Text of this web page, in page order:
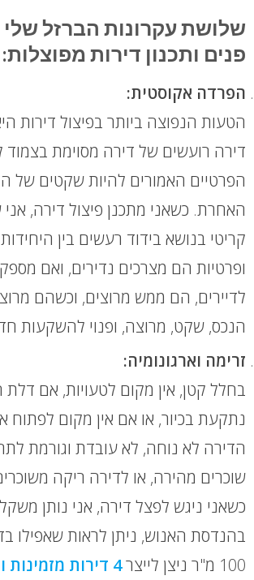
שלושת עקרונות הברזל שלי
פנים ותכנון דירות מפוצלות:
הפרדה אקוסטית:
הטעות הנפוצה ביותר בפיצול דירות
דירה רועשים של דירה מסוימת בצמוד
הפרטיים האמורים להיות שקטים של
האחרת. כשאני מתכנן פיצול דירה,
קריטי בנושא בידוד רעשים בין
ופרטיות הם מצרכים נדירים, ואם
לדיירים, הם ממש מרוצים, וכשהם
הנכס, שקט, מרוצה, ופנוי להשקעות
זרימה וארגונומיה:
בחלל קטן, אין מקום לטעויות, אם
נתקעת בכיור, או אם אין מקום
הדירה לא נוחה, לא עובדת וגורמת
שוכרים מהירה, או לדירה ריקה
כשאני ניגש לפצל דירה, אני נותן
בהנדסת האנוש, ניתן לראות שאפילו
100 מ"ר ניצן לייצר
4 דירות מזמינות ונוחות.